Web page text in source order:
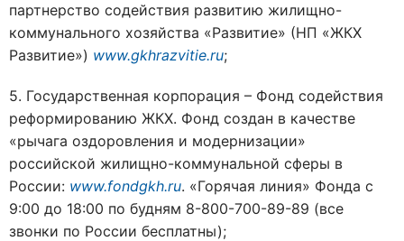
партнерство содействия развитию жилищно-
коммунального хозяйства «Развитие» (НП «ЖКХ
Развитие») www.gkhrazvitie.ru;
5. Государственная корпорация – Фонд содействия
реформированию ЖКХ. Фонд создан в качестве
«рычага оздоровления и модернизации»
российской жилищно-коммунальной сферы в
России: www.fondgkh.ru. «Горячая линия» Фонда с
9:00 до 18:00 по будням 8-800-700-89-89 (все
звонки по России бесплатны);